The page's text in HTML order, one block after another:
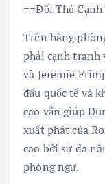
==Đối Thủ
Trên hàng
phải cạnh tranh
và Jeremie
đấu quốc tế và
cao vẫn giúp
xuất phát của
cao bởi sự đa
phòng ngự.